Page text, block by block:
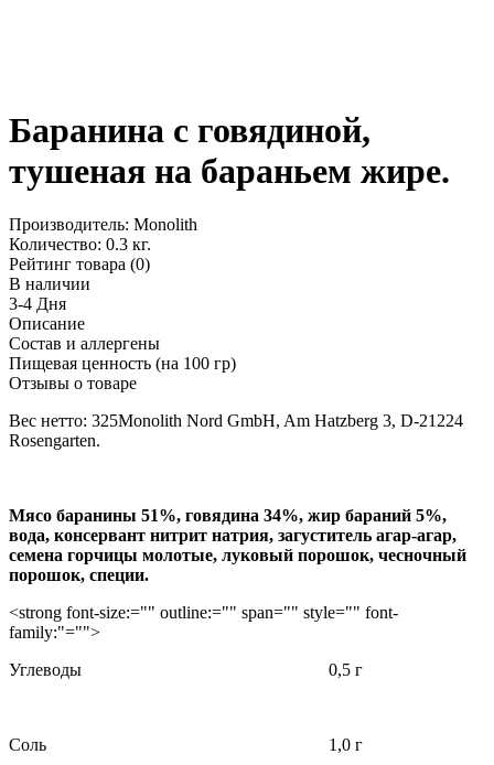
Баранина с говядиной,
тушеная на бараньем жире.
Производитель: Monolith
Количество: 0.3 кг.
Рейтинг товара (0)
В наличии
3-4 Дня
Описание
Состав и аллергены
Пищевая ценность (на 100 гр)
Отзывы о товаре
Вес нетто: 325Monolith Nord GmbH, Am Hatzberg 3, D-21224
Rosengarten.
Мясо баранины 51%, говядина 34%, жир бараний 5%,
вода, консервант нитрит натрия, загуститель агар-агар,
семена горчицы молотые, луковый порошок, чесночный
порошок, специи.
<strong font-size:="" outline:="" span="" style="" font-
family:"="">
Углеводы 0,5 г
Соль 1,0 г